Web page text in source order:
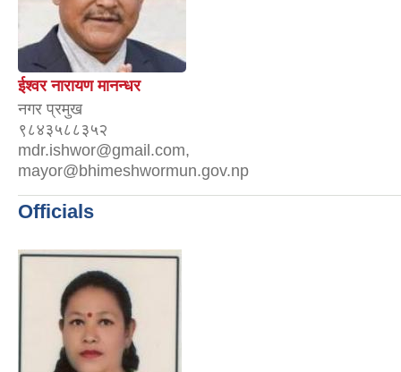
ईश्वर नारायण मानन्धर
नगर प्रमुख
९८४३५८८३५२
mdr.ishwor@gmail.com,
mayor@bhimeshwormun.gov.np
Officials